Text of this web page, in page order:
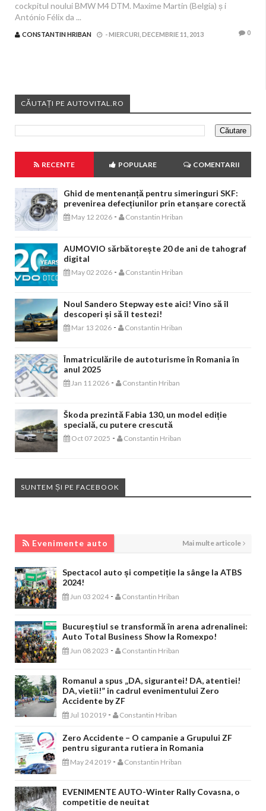
cockpitul noului BMW M4 DTM. Maxime Martin (Belgia) ș i
António Félix da ...
CONSTANTIN HRIBAN -MIERCURI, DECEMBRIE 11, 2013 0
CĂUTAȚI PE AUTOVITAL.RO
RECENTE POPULARE COMENTARII
Ghid de mentenanță pentru simeringuri SKF:
prevenirea defecțiunilor prin etanșare corectă
May 12 2026 - Constantin Hriban
AUMOVIO sărbătorește 20 de ani de tahograf
digital
May 02 2026 - Constantin Hriban
Noul Sandero Stepway este aici! Vino să îl
descoperi și să îl testezi!
Mar 13 2026 - Constantin Hriban
Înmatriculările de autoturisme în Romania în
anul 2025
Jan 11 2026 - Constantin Hriban
Škoda prezintă Fabia 130, un model ediție
specială, cu putere crescută
Oct 07 2025 - Constantin Hriban
SUNTEM ȘI PE FACEBOOK
Evenimente auto Mai multe articole
Spectacol auto și competiție la sânge la ATBS
2024!
Jun 03 2024 - Constantin Hriban
Bucureștiul se transformă în arena adrenalinei:
Auto Total Business Show la Romexpo!
Jun 08 2023 - Constantin Hriban
Romanul a spus „DA, sigurantei! DA, atentiei!
DA, vietii!” in cadrul evenimentului Zero
Accidente by ZF
Jul 10 2019 - Constantin Hriban
Zero Accidente – O campanie a Grupului ZF
pentru siguranta rutiera in Romania
May 24 2019 - Constantin Hriban
EVENIMENTE AUTO-Winter Rally Covasna, o
competitie de neuitat